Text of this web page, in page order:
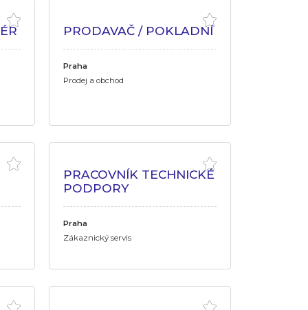
PRODAVAČ / POKLADNÍ
Praha
Prodej a obchod
PRACOVNÍK TECHNICKÉ
PODPORY
Praha
Zákaznický servis